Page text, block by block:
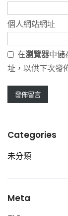
個人網站網址
在瀏覽器中儲
址，以供下次發
Categories
未分類
Meta